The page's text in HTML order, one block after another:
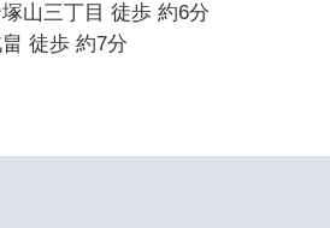
山三丁目 徒歩 約6分
徒歩 約7分